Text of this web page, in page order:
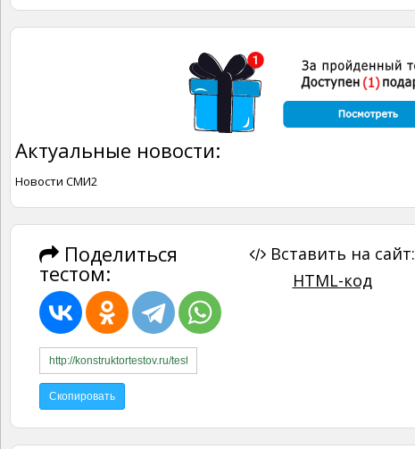
Актуальные новости:
Новости СМИ2
Поделиться
тестом:
Вставить на сайт:
HTML-код